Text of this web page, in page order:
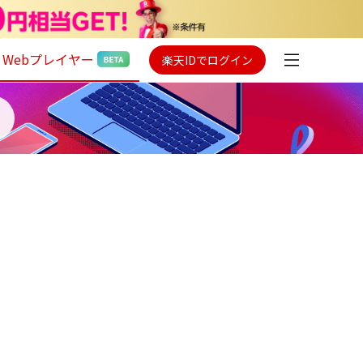
Webプレイヤー 楽天IDでログイン